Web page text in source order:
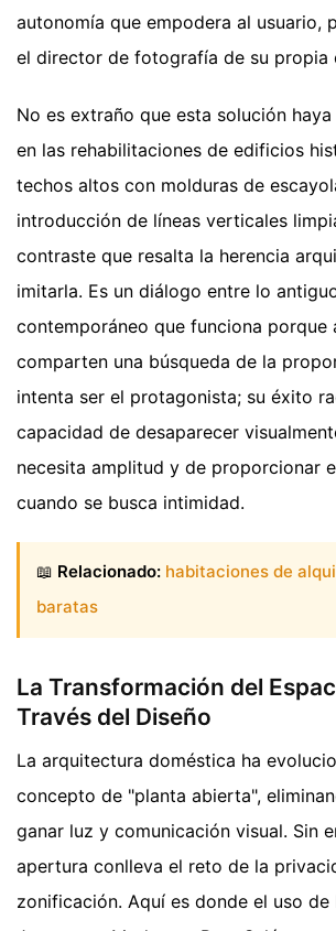
autonomía que empodera al usuario,
el director de fotografía de su propia
No es extraño que esta solución
en las rehabilitaciones de edificios
techos altos con molduras de
introducción de líneas verticales
contraste que resalta la herencia
imitarla. Es un diálogo entre lo
contemporáneo que funciona porque
comparten una búsqueda de la
intenta ser el protagonista; su éxito
capacidad de desaparecer
necesita amplitud y de proporcionar
cuando se busca intimidad.
📖 Relacionado: habitaciones de
baratas
La Transformación del
Través del Diseño
La arquitectura doméstica ha
concepto de "planta abierta",
ganar luz y comunicación visual. Sin
apertura conlleva el reto de la
zonificación. Aquí es donde el uso de